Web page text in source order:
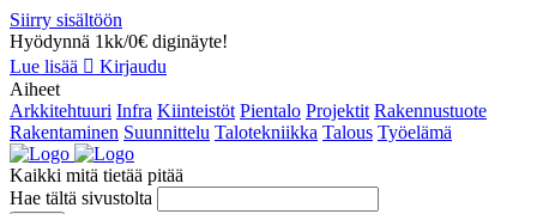
Siirry sisältöön
Hyödynnä 1kk/0€ diginäyte!
Lue lisää
Kirjaudu
Aiheet
Arkkitehtuuri Infra Kiinteistöt Pientalo Projektit Rakennustuote
Rakentaminen Suunnittelu Talotekniikka Talous Työelämä
Kaikki mitä tietää pitää
Hae tältä sivustolta